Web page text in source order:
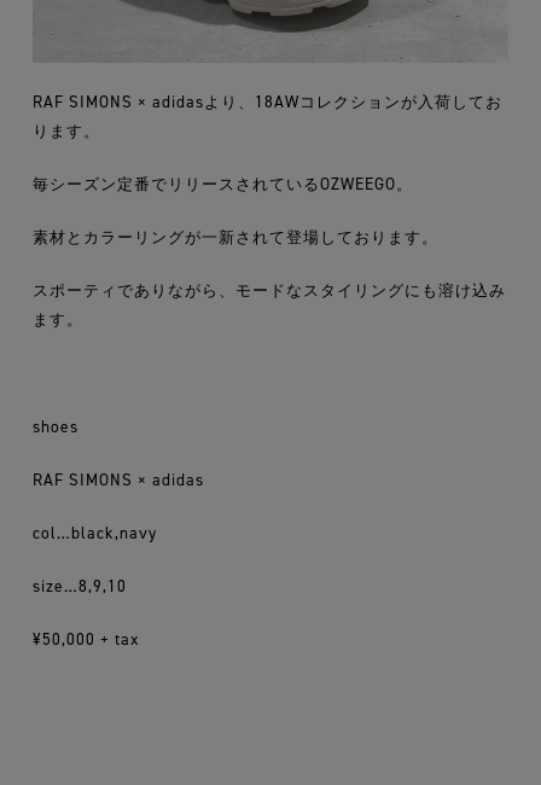
RAF SIMONS × adidasより、18AWコレクションが入荷してお
ります。
毎シーズン定番でリリースされているOZWEEGO。
素材とカラーリングが一新されて登場しております。
スポーティでありながら、モードなスタイリングにも溶け込み
ます。
shoes
RAF SIMONS × adidas
col…black,navy
size…8,9,10
¥50,000 + tax